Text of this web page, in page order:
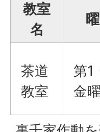
教室
名
茶道
教室
第1
金